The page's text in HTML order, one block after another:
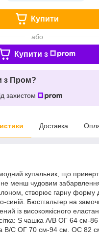
Купити
або
Купити з
з Пром?
захистом
Доставка
купальник, що
менш чудовим
створює гарну форму
синій. Бюстгальтер на
із високоякісного
S чашка A/B ОГ 64 см-
B/C ОГ 70 см-94 см. ОС 82